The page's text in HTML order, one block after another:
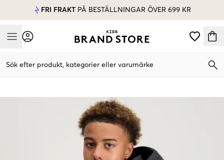
FRI FRAKT PÅ BESTÄLLNINGAR ÖVER 699 KR
Mobile Menu
Sök efter produkt, kategorier eller varumärke